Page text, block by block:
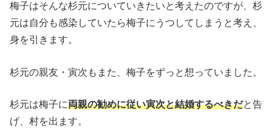
梅子はそんな杉元についていきたいと考えたのですが、杉
元は自分も感染していたら梅子にうつしてしまうと考え、
身を引きます。
杉元の親友・寅次もまた、梅子をずっと想っていました。
杉元は梅子に両親の勧めに従い寅次と結婚するべきだと告
げ、村を出ます。